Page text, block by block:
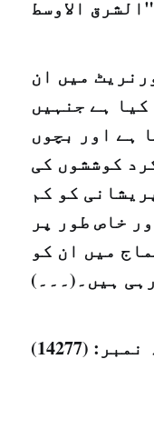
میں ان
ہے جنہیں
ہے اور بچوں
کوششوں کی
کو کم
خاص طور پر
میں ان کو
ہیں۔(۔۔۔)